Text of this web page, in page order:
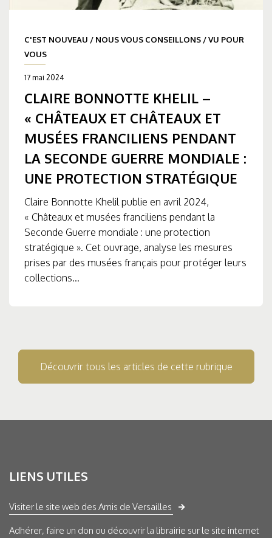
C'EST NOUVEAU / NOUS VOUS CONSEILLONS /VU POUR
VOUS
17 mai 2024
CLAIRE BONNOTTE KHELIL –
« CHÂTEAUX ET CHÂTEAUX ET
MUSÉES FRANCILIENS PENDANT
LA SECONDE GUERRE MONDIALE :
UNE PROTECTION STRATÉGIQUE
Claire Bonnotte Khelil publie en avril 2024,
« Châteaux et musées franciliens pendant la
Seconde Guerre mondiale : une protection
stratégique ». Cet ouvrage, analyse les mesures
prises par des musées français pour protéger leurs
collections...
Découvrir tous les articles de cette rubrique
LIENS UTILES
Visiter le site web des Amis de Versailles
Adhérer, faire un don ou découvrir la librairie sur le site internet